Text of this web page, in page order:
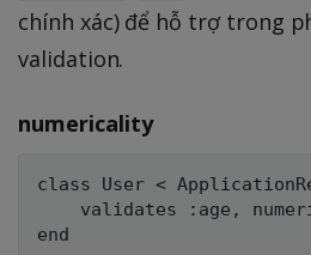
chính xác) để hỗ trợ trong
validation.
numericality
class User <
validates :age,